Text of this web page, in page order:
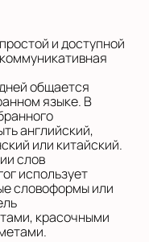
и доступной
общается
языке. В
английский,
или китайский.
слов
использует
словоформы или
красочными